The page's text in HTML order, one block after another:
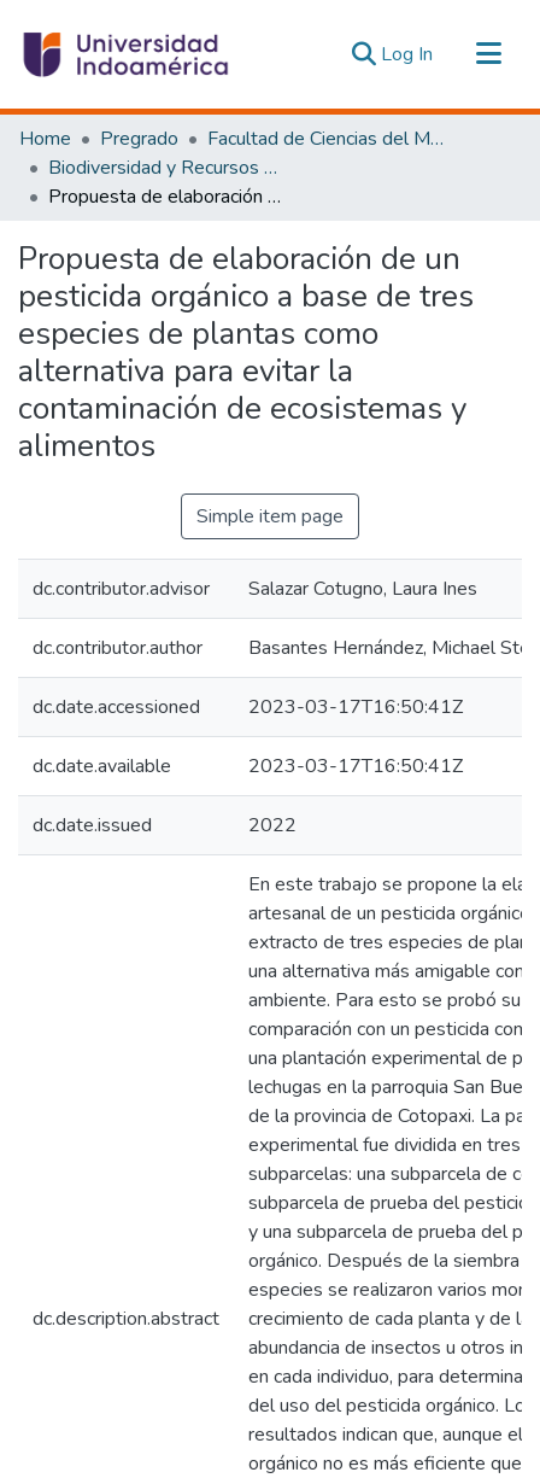
Log In (current)
Communities & Collections
All of DSpace
Statistics
Home Pregrado
Facultad de Ciencias del Medio Ambiente
Biodiversidad y Recursos Genéticos
Propuesta de elaboración de un pesticida orgánico a base de tres especies de plantas como alternativa para evitar la contaminación de ecosistemas y alimentos
Propuesta de elaboración de un
pesticida orgánico a base de tres
especies de plantas como
alternativa para evitar la
contaminación de ecosistemas y
alimentos
Simple item page
dc.contributor.advisor Salazar Cotugno, Laura Ines
dc.contributor.author Basantes Hernández, Michael
dc.date.accessioned 2023-03-17T16:50:41Z
dc.date.available 2023-03-17T16:50:41Z
dc.date.issued 2022
dc.description.abstract
En este trabajo se propone la
artesanal de un pesticida orgánico
extracto de tres especies de
una alternativa más amigable con
ambiente. Para esto se probó su
comparación con un pesticida
una plantación experimental de
lechugas en la parroquia San
de la provincia de Cotopaxi. La
experimental fue dividida en tres
subparcelas: una subparcela de
subparcela de prueba del
y una subparcela de prueba del
orgánico. Después de la siembra
especies se realizaron varios
crecimiento de cada planta y de la
abundancia de insectos u otros
en cada individuo, para determinar
del uso del pesticida orgánico. Los
resultados indican que, aunque el
orgánico no es más eficiente que